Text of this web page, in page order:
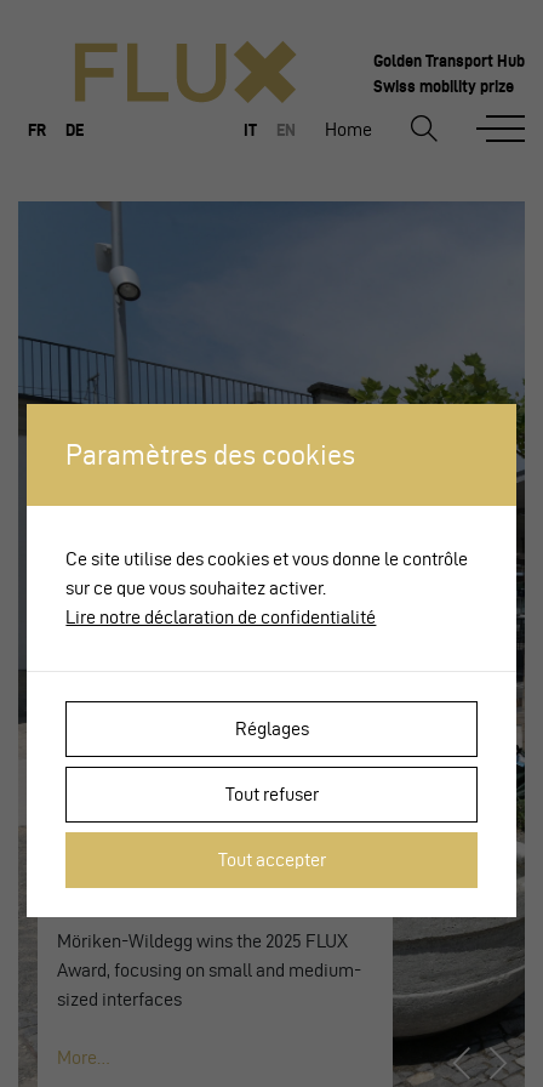
Golden Transport Hub
Swiss mobility prize
FR DE IT EN Home
2025 Prizewinner :
Möriken-Wildegg wins the 2025 FLUX
Award, focusing on small and medium-
sized interfaces
More…
Paramètres des cookies
Ce site utilise des cookies et vous donne le contrôle
sur ce que vous souhaitez activer.
Lire notre déclaration de confidentialité
Réglages
Tout refuser
Tout accepter